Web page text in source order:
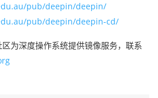
pub/deepin/deepin/
pub/deepin/deepin-cd/
为深度操作系统提供镜像服务，联系